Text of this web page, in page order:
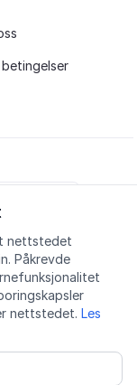
nettstedet
Påkrevde
nettstedet. Les